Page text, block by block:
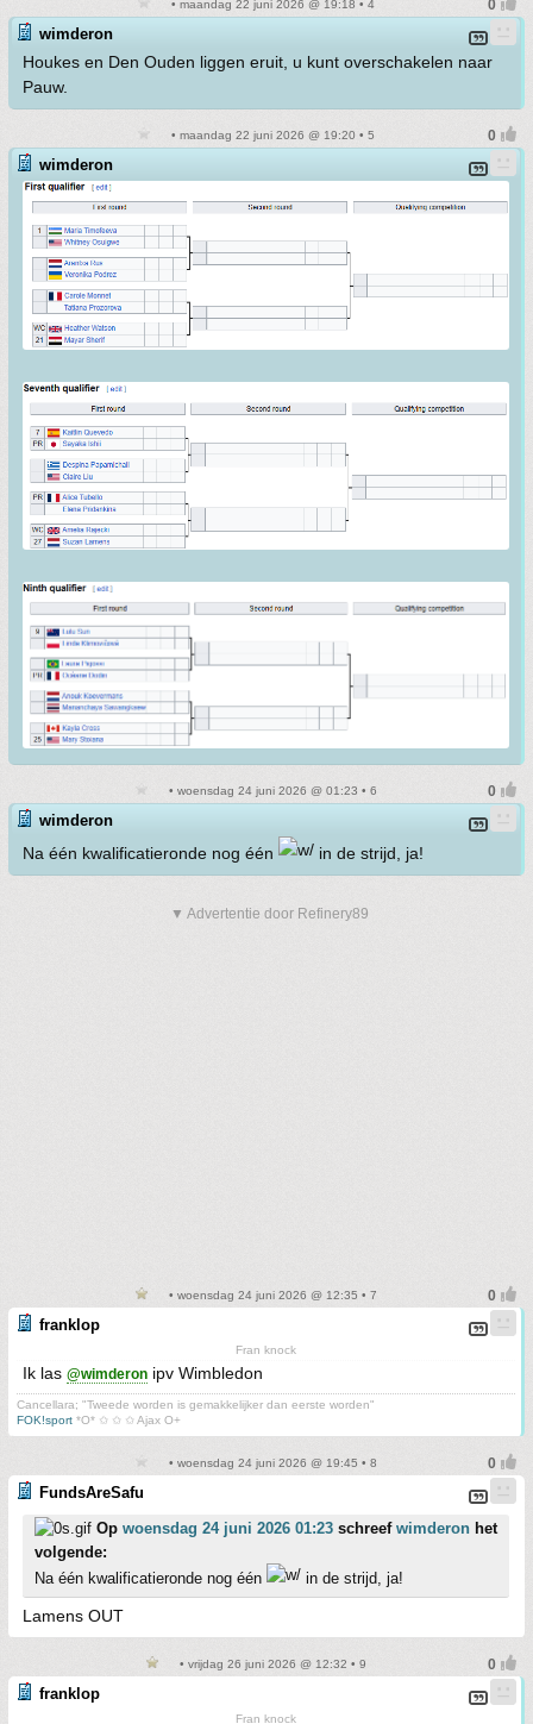
• maandag 22 juni 2026 @ 19:18 • 4
wimderon
Houkes en Den Ouden liggen eruit, u kunt overschakelen naar
Pauw.
• maandag 22 juni 2026 @ 19:20 • 5
wimderon
• woensdag 24 juni 2026 @ 01:23 • 6
wimderon
Na één kwalificatieronde nog één in de strijd, ja!
▼ Advertentie door Refinery89
• woensdag 24 juni 2026 @ 12:35 • 7
franklop
Fran knock
Ik las @wimderon ipv Wimbledon
Cancellara; "Tweede worden is gemakkelijker dan eerste worden"
FOK!sport *O* ✩ ✩ ✩ Ajax O+
• woensdag 24 juni 2026 @ 19:45 • 8
FundsAreSafu
Op woensdag 24 juni 2026 01:23 schreef wimderon het
volgende:
Na één kwalificatieronde nog één
in de strijd, ja!
Lamens OUT
• vrijdag 26 juni 2026 @ 12:32 • 9
franklop
Fran knock